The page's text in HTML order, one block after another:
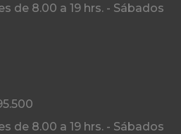
de 8.00 a 19 hrs. - Sábados
de 8.00 a 19 hrs. - Sábados